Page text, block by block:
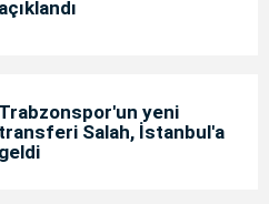
açıklandı
Trabzonspor'un yeni
transferi Salah, İstanbul'a
geldi